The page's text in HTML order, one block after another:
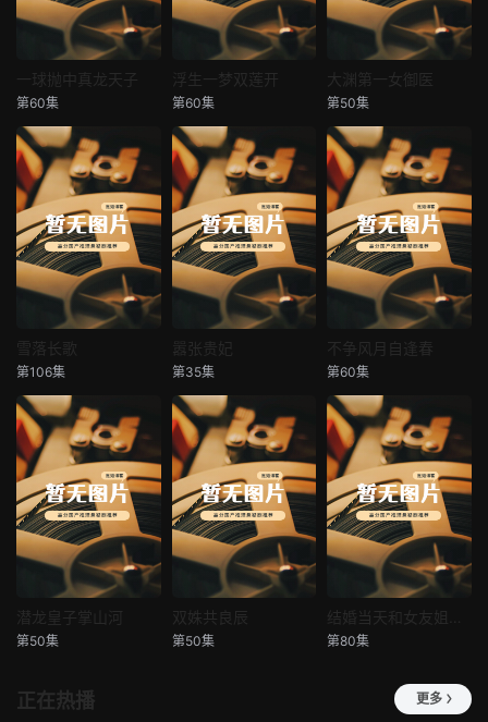
一球抛中真龙天子
一球抛中真龙天子
第60集
浮生一梦双莲开
浮生一梦双莲开
第60集
大渊第一女御医
大渊第一女御医
第50集
雪落长歌
雪落长歌
第106集
嚣张贵妃
嚣张贵妃
第35集
不争风月自逢春
第60集
潜龙皇子掌山河
第50集
双姝共良辰
双姝共良辰
第50集
结婚当天和女友姐姐一起穿越了
第80集
正在热播 更多